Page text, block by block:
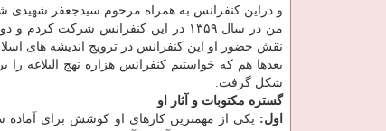
و دراین كنفرانس به همراه مرحوم سیدجعفر
من در سال ۱۳۵۹ در این كنفرانس
نقش حضور او این كنفرانس در ترویج اندیشه های
بعدها هم كه خواستیم كنفرانس هزاره نهج البلاغه
شكل گرفت.
گستره مكتوبات و آثار او
اول: یكی از مهمترین كارهای او كوشش برای آماده